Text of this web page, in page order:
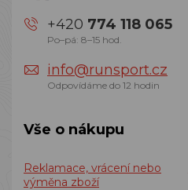
+420 774 118 065
Po–pá: 8–15 hod.
info@runsport.cz
Odpovídáme do 12 hodin
Vše o nákupu
Reklamace, vrácení nebo
výměna zboží